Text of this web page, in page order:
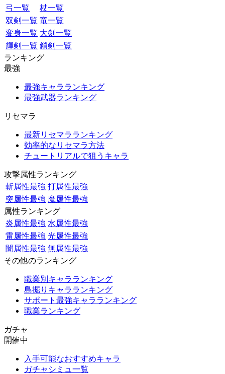
弓一覧
杖一覧
双剣一覧 竜一覧
変身一覧 大剣一覧
輝剣一覧 鎖剣一覧
ランキング
最強
最強キャラランキング
最強武器ランキング
リセマラ
最新リセマラランキング
効率的なリセマラ方法
チュートリアルで狙うキャラ
攻撃属性ランキング
斬属性最強 打属性最強
突属性最強 魔属性最強
属性ランキング
炎属性最強 水属性最強
雷属性最強 光属性最強
闇属性最強 無属性最強
その他のランキング
職業別キャラランキング
島掘りキャラランキング
サポート最強キャラランキング
職業ランキング
ガチャ
開催中
入手可能なおすすめキャラ
ガチャシミュ一覧